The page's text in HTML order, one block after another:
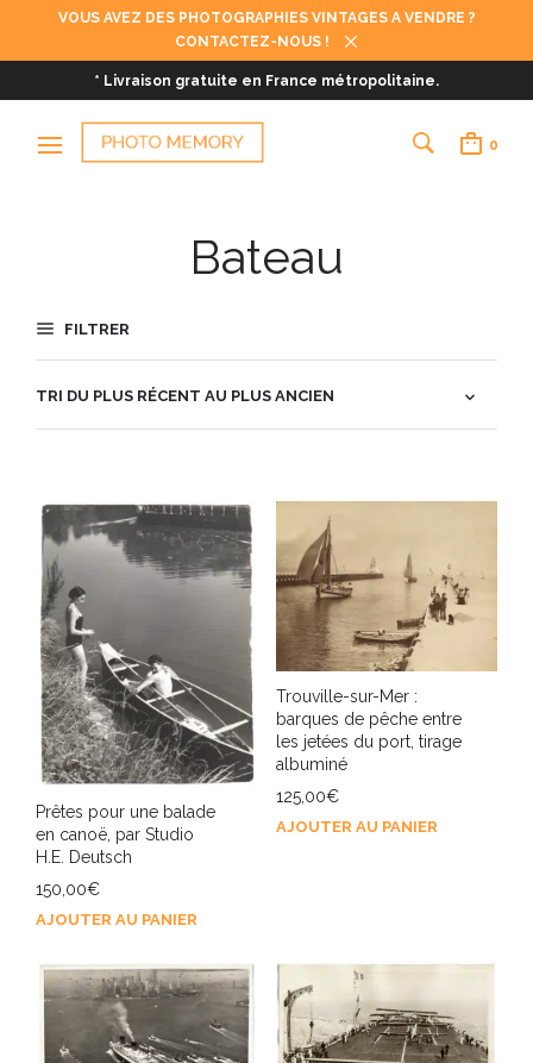
VOUS AVEZ DES PHOTOGRAPHIES VINTAGES A VENDRE ?
CONTACTEZ-NOUS !
* Livraison gratuite en France métropolitaine.
0
Bateau
FILTRER
Prêtes pour une balade
en canoë, par Studio
H.E. Deutsch
150,00€
AJOUTER AU PANIER
Trouville-sur-Mer :
barques de pêche entre
les jetées du port, tirage
albuminé
125,00€
AJOUTER AU PANIER